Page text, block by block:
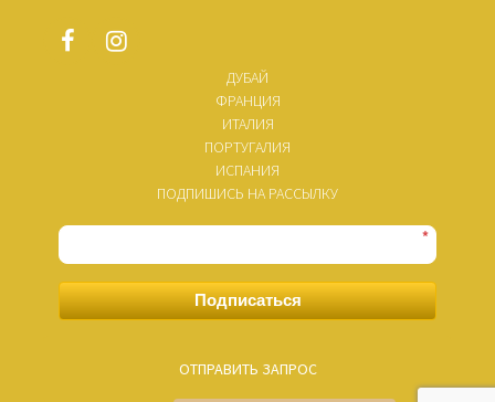
ДУБАЙ
ФРАНЦИЯ
ИТАЛИЯ
ПОРТУГАЛИЯ
ИСПАНИЯ
ПОДПИШИСЬ НА РАССЫЛКУ
*
Подписаться
ОТПРАВИТЬ ЗАПРОС